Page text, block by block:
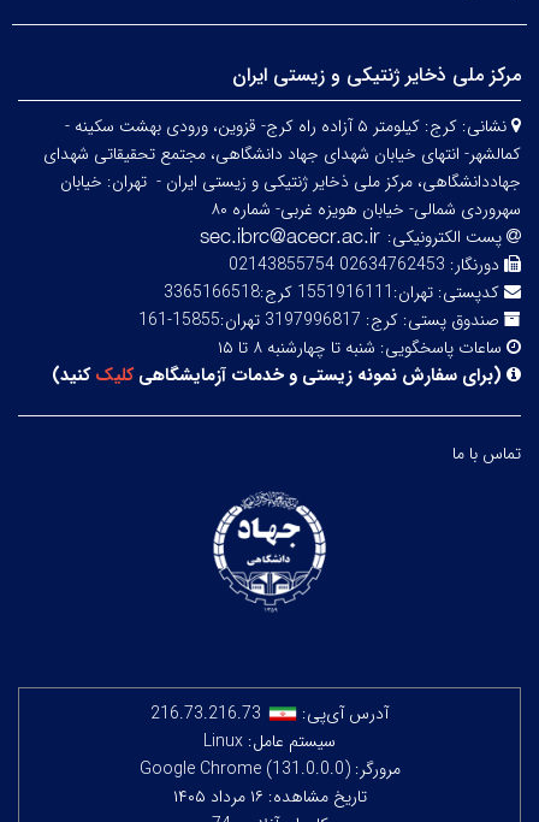
مرکز ملی ذخایر ژنتیکی و زیستی ایران
نشانی:
کرج: کیلومتر ۵ آزاده راه کرج- قزوین، ورودی بهشت سکینه -
کمالشهر- انتهای خیابان شهدای جهاد دانشگاهی، مجتمع تحقیقاتی شهدای
جهاددانشگاهی، مرکز ملی ذخایر ژنتیکی و زیستی ایران - تهران: خیابان
سهروردی شمالی- خیابان هویزه غربی- شماره ۸۰
پست الکترونیکی:
دورنگار: 02634762453 02143855754
کدپستی: تهران:1551916111 کرج:3365166518
صندوق پستی: کرج: 3197996817 تهران:15855-161
ساعات پاسخگویی: شنبه تا چهارشنبه ۸ تا ۱۵
(برای سفارش نمونه زیستی و خدمات آزمایشگاهیکلیککنید)
تماس با ما
آدرس آی‌پی:
216.73.216.73
سیستم عامل: Linux
مرورگر: Google Chrome (131.0.0.0)
تاریخ مشاهده: ۱۶ مرداد ۱۴۰۵